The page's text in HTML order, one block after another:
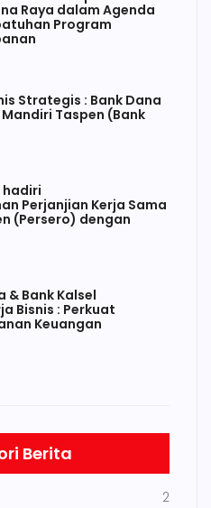
Raya dalam Agenda
Program
Strategis : Bank Dana
Taspen (Bank
hadiri
Perjanjian Kerja Sama
(Persero) dengan
& Bank Kalsel
Bisnis : Perkuat
Keuangan
Berita
2